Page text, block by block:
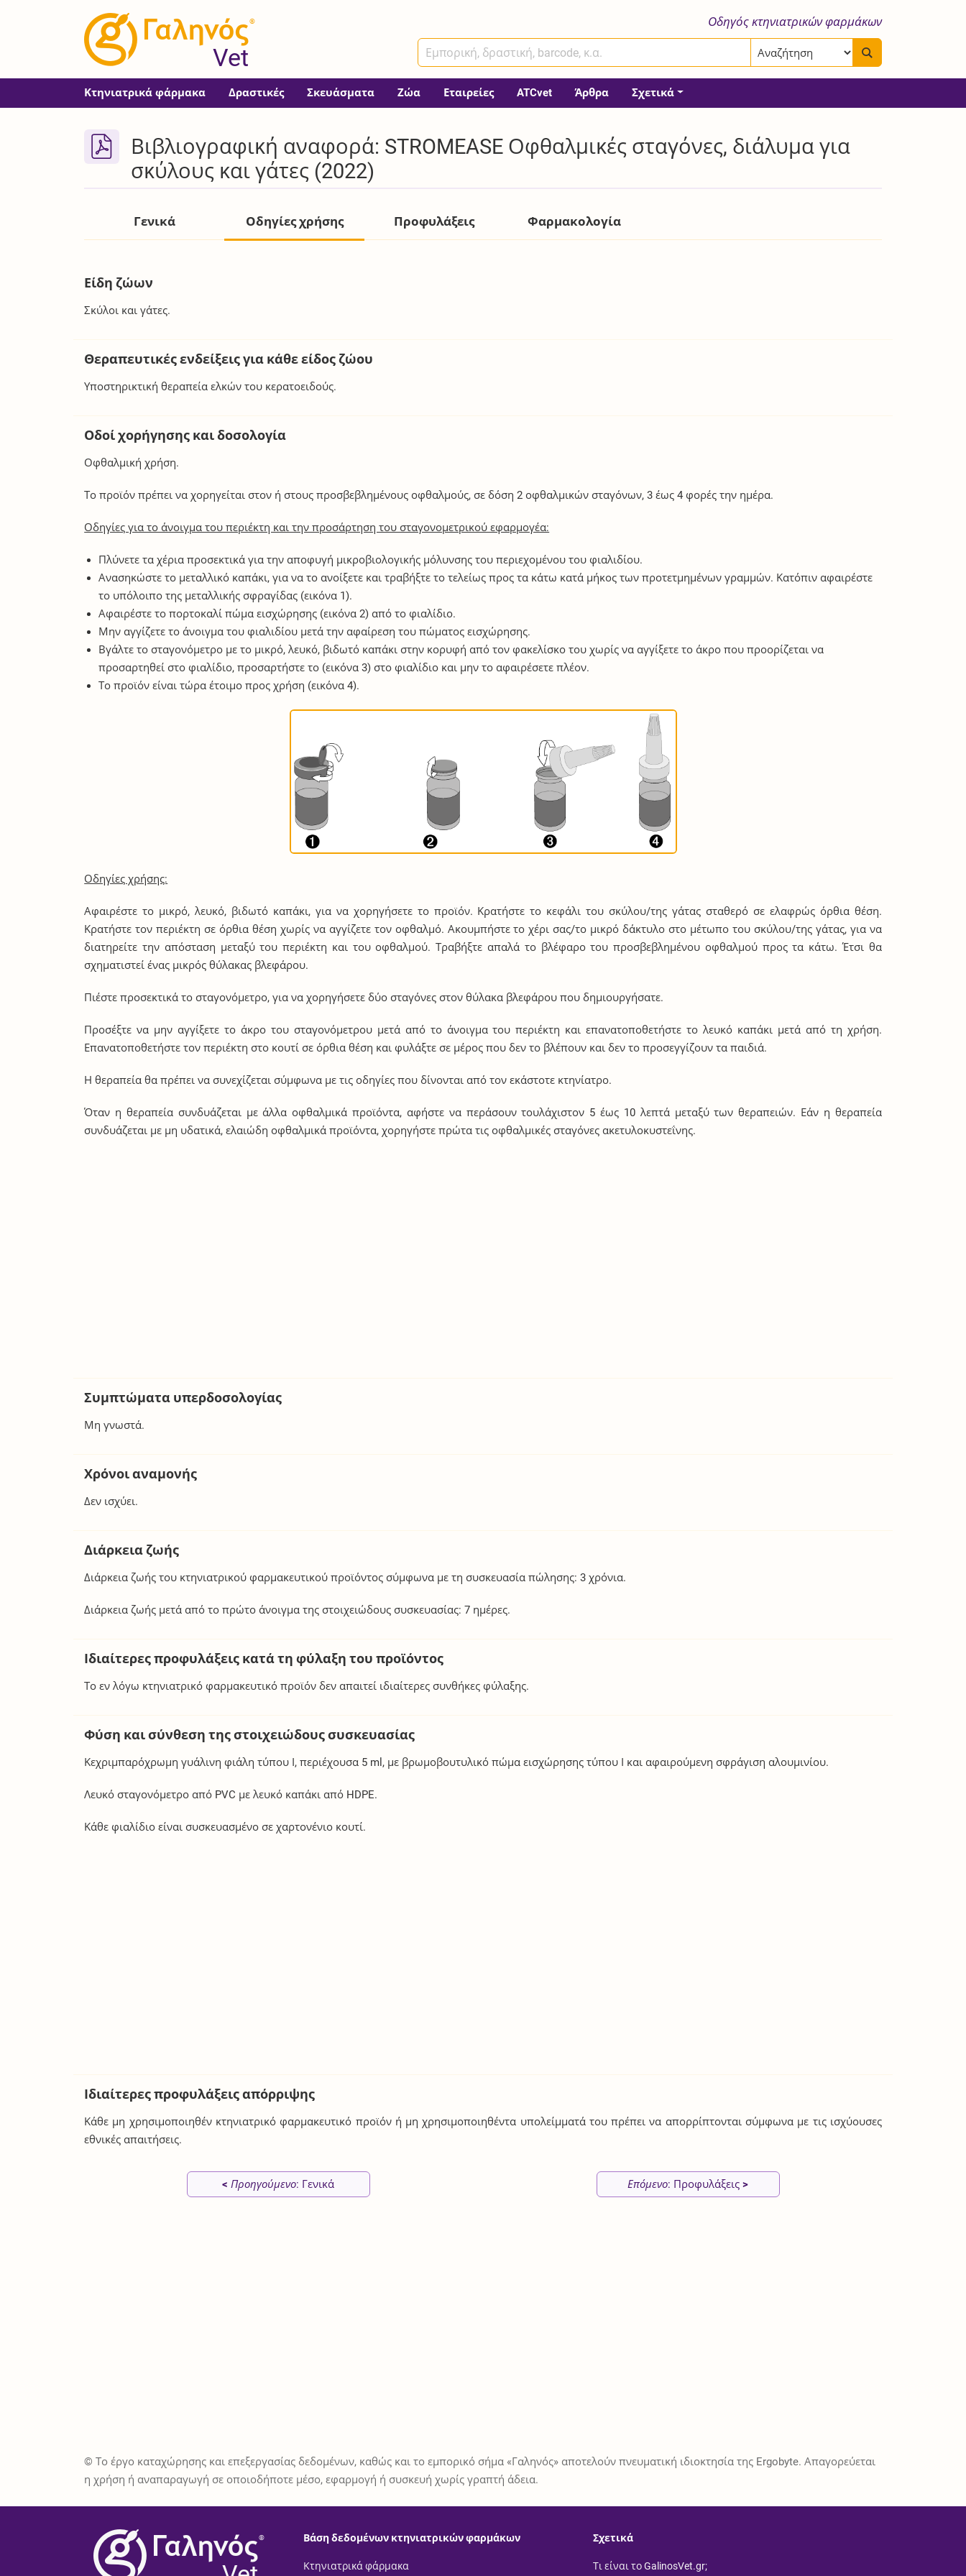
®
Vet
Οδηγός κτηνιατρικών φαρμάκων
Κτηνιατρικά φάρμακα Δραστικές Σκευάσματα Ζώα Εταιρείες ATCvet Άρθρα Σχετικά
Βιβλιογραφική αναφορά: STROMEASE Οφθαλμικές σταγόνες, διάλυμα για
σκύλους και γάτες (2022)
Γενικά Οδηγίες χρήσης Προφυλάξεις Φαρμακολογία
Είδη ζώων
Σκύλοι και γάτες.
Θεραπευτικές ενδείξεις για κάθε είδος ζώου
Υποστηρικτική θεραπεία ελκών του κερατοειδούς.
Οδοί χορήγησης και δοσολογία
Οφθαλμική χρήση.
Το προϊόν πρέπει να χορηγείται στον ή στους προσβεβλημένους οφθαλμούς, σε δόση 2 οφθαλμικών σταγόνων, 3 έως 4 φορές την ημέρα.
Οδηγίες για το άνοιγμα του περιέκτη και την προσάρτηση του σταγονομετρικού εφαρμογέα:
Πλύνετε τα χέρια προσεκτικά για την αποφυγή μικροβιολογικής μόλυνσης του περιεχομένου του φιαλιδίου.
Ανασηκώστε το μεταλλικό καπάκι, για να το ανοίξετε και τραβήξτε το τελείως προς τα κάτω κατά μήκος των προτετμημένων γραμμών. Κατόπιν αφαιρέστε
το υπόλοιπο της μεταλλικής σφραγίδας (εικόνα 1).
Αφαιρέστε το πορτοκαλί πώμα εισχώρησης (εικόνα 2) από το φιαλίδιο.
Μην αγγίζετε το άνοιγμα του φιαλιδίου μετά την αφαίρεση του πώματος εισχώρησης.
Βγάλτε το σταγονόμετρο με το μικρό, λευκό, βιδωτό καπάκι στην κορυφή από τον φακελίσκο του χωρίς να αγγίξετε το άκρο που προορίζεται να
προσαρτηθεί στο φιαλίδιο, προσαρτήστε το (εικόνα 3) στο φιαλίδιο και μην το αφαιρέσετε πλέον.
Το προϊόν είναι τώρα έτοιμο προς χρήση (εικόνα 4).
Οδηγίες χρήσης:
Αφαιρέστε το μικρό, λευκό, βιδωτό καπάκι, για να χορηγήσετε το προϊόν. Κρατήστε το κεφάλι του σκύλου/της γάτας σταθερό σε ελαφρώς όρθια θέση.
Κρατήστε τον περιέκτη σε όρθια θέση χωρίς να αγγίζετε τον οφθαλμό. Ακουμπήστε το χέρι σας/το μικρό δάκτυλο στο μέτωπο του σκύλου/της γάτας, για να
διατηρείτε την απόσταση μεταξύ του περιέκτη και του οφθαλμού. Τραβήξτε απαλά το βλέφαρο του προσβεβλημένου οφθαλμού προς τα κάτω. Έτσι θα
σχηματιστεί ένας μικρός θύλακας βλεφάρου.
Πιέστε προσεκτικά το σταγονόμετρο, για να χορηγήσετε δύο σταγόνες στον θύλακα βλεφάρου που δημιουργήσατε.
Προσέξτε να μην αγγίξετε το άκρο του σταγονόμετρου μετά από το άνοιγμα του περιέκτη και επανατοποθετήστε το λευκό καπάκι μετά από τη χρήση.
Επανατοποθετήστε τον περιέκτη στο κουτί σε όρθια θέση και φυλάξτε σε μέρος που δεν το βλέπουν και δεν το προσεγγίζουν τα παιδιά.
Η θεραπεία θα πρέπει να συνεχίζεται σύμφωνα με τις οδηγίες που δίνονται από τον εκάστοτε κτηνίατρο.
Όταν η θεραπεία συνδυάζεται με άλλα οφθαλμικά προϊόντα, αφήστε να περάσουν τουλάχιστον 5 έως 10 λεπτά μεταξύ των θεραπειών. Εάν η θεραπεία
συνδυάζεται με μη υδατικά, ελαιώδη οφθαλμικά προϊόντα, χορηγήστε πρώτα τις οφθαλμικές σταγόνες ακετυλοκυστεΐνης.
Συμπτώματα υπερδοσολογίας
Μη γνωστά.
Χρόνοι αναμονής
Δεν ισχύει.
Διάρκεια ζωής
Διάρκεια ζωής του κτηνιατρικού φαρμακευτικού προϊόντος σύμφωνα με τη συσκευασία πώλησης: 3 χρόνια.
Διάρκεια ζωής μετά από το πρώτο άνοιγμα της στοιχειώδους συσκευασίας: 7 ημέρες.
Ιδιαίτερες προφυλάξεις κατά τη φύλαξη του προϊόντος
Το εν λόγω κτηνιατρικό φαρμακευτικό προϊόν δεν απαιτεί ιδιαίτερες συνθήκες φύλαξης.
Φύση και σύνθεση της στοιχειώδους συσκευασίας
Κεχριμπαρόχρωμη γυάλινη φιάλη τύπου Ι, περιέχουσα 5 ml, με βρωμοβουτυλικό πώμα εισχώρησης τύπου Ι και αφαιρούμενη σφράγιση αλουμινίου.
Λευκό σταγονόμετρο από PVC με λευκό καπάκι από HDPE.
Κάθε φιαλίδιο είναι συσκευασμένο σε χαρτονένιο κουτί.
Ιδιαίτερες προφυλάξεις απόρριψης
Κάθε μη χρησιμοποιηθέν κτηνιατρικό φαρμακευτικό προϊόν ή μη χρησιμοποιηθέντα υπολείμματά του πρέπει να απορρίπτονται σύμφωνα με τις ισχύουσες
εθνικές απαιτήσεις.
< Προηγούμενο: Γενικά Επόμενο: Προφυλάξεις >
© Το έργο καταχώρησης και επεξεργασίας δεδομένων, καθώς και το εμπορικό σήμα «Γαληνός» αποτελούν πνευματική ιδιοκτησία της Ergobyte. Απαγορεύεται
η χρήση ή αναπαραγωγή σε οποιοδήποτε μέσο, εφαρμογή ή συσκευή χωρίς γραπτή άδεια.
® Βάση δεδομένων κτηνιατρικών φαρμάκων
Κτηνιατρικά φάρμακα
Σχετικά
Τι είναι το GalinosVet.gr;